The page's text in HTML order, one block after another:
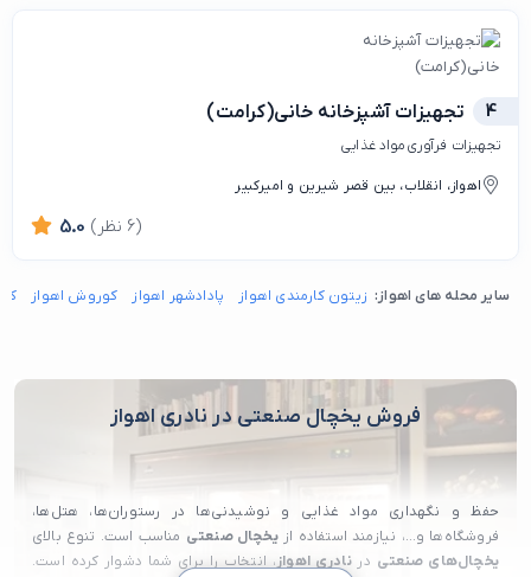
4 تجهیزات آشپزخانه خانی(کرامت)
تجهیزات فرآوری مواد غذایی
اهواز، انقلاب، بین قصر شیرین و امیرکبیر
5.0 (6 نظر)
سایر محله های اهواز: زیتون کارمندی اهواز پادادشهر اهواز کوروش اهواز
فروش یخچال صنعتی در نادری اهواز
حفظ و نگهداری مواد غذایی و نوشیدنی‌ها در رستوران‌ها، هتل‌ها،
فروشگاه‌ها و…، نیازمند استفاده ازیخچال صنعتی مناسب است. تنوع بالای
یخچال‌های صنعتی درنادری اهواز، انتخاب را برای شما دشوار کرده است.